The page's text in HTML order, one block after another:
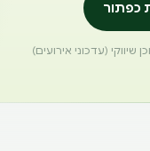
כפתור
(עדכוני אירועים)